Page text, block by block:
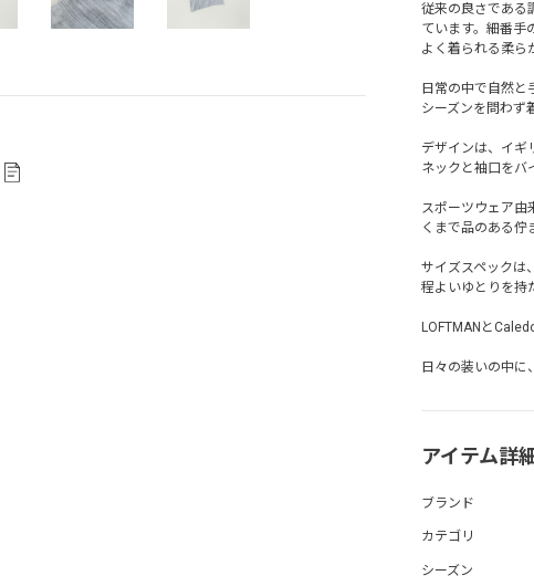
従来の良さである
ています。細番手
よく着られる柔ら
日常の中で自然と
シーズンを問わず
デザインは、イギ
ネックと袖口をバ
スポーツウェア由
くまで品のある佇
サイズスペックは
程よいゆとりを持
LOFTMANと
日々の装いの中に
アイテム詳
ブランド
カテゴリ
シーズン